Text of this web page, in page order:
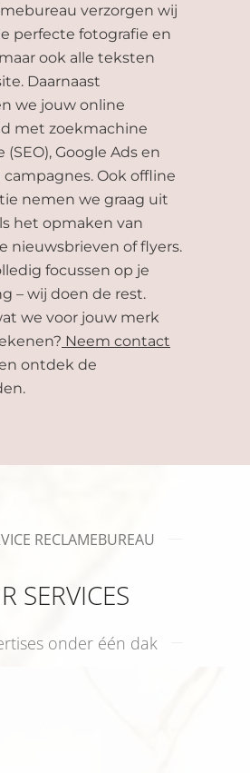
verzorgen wij
perfecte fotografie en
ook alle teksten
Daarnaast
we jouw online
met zoekmachine
Google Ads en
campagnes. Ook offline
nemen we graag uit
het opmaken van
nieuwsbrieven of flyers.
focussen op je
– wij doen de rest.
we voor jouw merk
Neem contact
ontdek de
RECLAMEBUREAU
SERVICES
onder één dak